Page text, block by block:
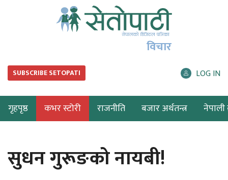
विचार
SUBSCRIBE SETOPATI LOG IN
गृहपृष्ठ कभर स्टोरी राजनीति बजार अर्थतन्त्र नेपाली
सुधन गुरूङको नायबी!